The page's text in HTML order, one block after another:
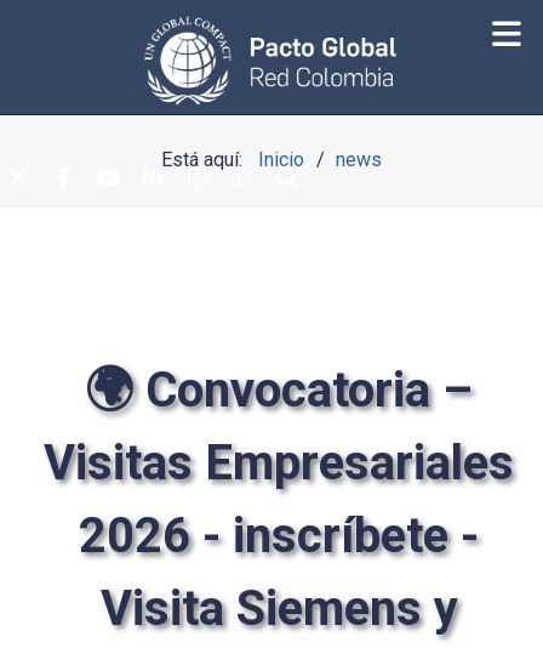
Está aquí: Inicio news
🌍 Convocatoria –
Visitas Empresariales
2026 - inscríbete -
Visita Siemens y